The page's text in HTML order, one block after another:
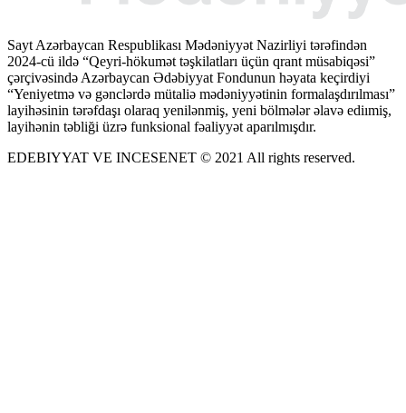
Sayt Azərbaycan Respublikası Mədəniyyət Nazirliyi tərəfindən
2024-cü ildə “Qeyri-hökumət təşkilatları üçün qrant müsabiqəsi”
çərçivəsində Azərbaycan Ədəbiyyat Fondunun həyata keçirdiyi
“Yeniyetmə və gənclərdə mütaliə mədəniyyətinin formalaşdırılması”
layihəsinin tərəfdaşı olaraq yenilənmiş, yeni bölmələr əlavə ediımiş,
layihənin təbliği üzrə funksional fəaliyyət aparılmışdır.
EDEBIYYAT VE INCESENET © 2021 All rights reserved.